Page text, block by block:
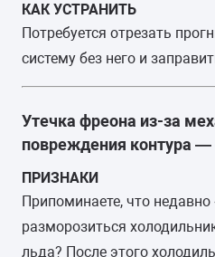
КАК УСТРАНИТЬ
Потребуется отрезать
систему без него и
Утечка фреона из-за
повреждения контура —
ПРИЗНАКИ
Припоминаете, что
разморозиться
льда? После этого